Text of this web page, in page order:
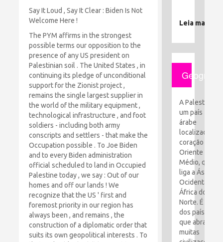
Say It Loud , Say It Clear : Biden Is Not
Welcome Here !
The PYM affirms in the strongest
possible terms our opposition to the
presence of any US president on
Palestinian soil . The United States , in
continuing its pledge of unconditional
support for the Zionist project ,
remains the single largest supplier in
the world of the military equipment ,
technological infrastructure , and foot
soldiers - including both army
conscripts and settlers - that make the
Occupation possible . To Joe Biden
and to every Biden administration
official scheduled to land in Occupied
Palestine today , we say : Out of our
homes and off our lands ! We
recognize that the US ' first and
foremost priority in our region has
always been , and remains , the
construction of a diplomatic order that
suits its own geopolitical interests . To
Leia mais
Geografia
A Palestina é
um país
árabe
localizado no
coração do
Oriente
Médio, que
liga a Ásia
Ocidental e a
África do
Norte. É um
dos países
que abraçou
muitas